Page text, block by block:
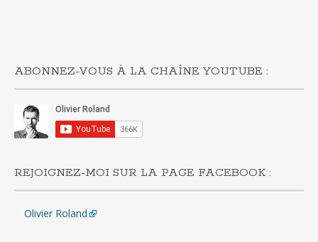
ABONNEZ-VOUS À LA CHAÎNE YOUTUBE :
REJOIGNEZ-MOI SUR LA PAGE FACEBOOK :
Olivier Roland